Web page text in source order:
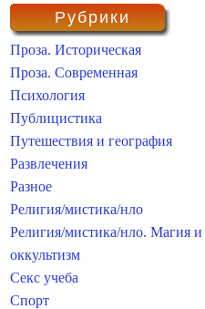
Рубрики
Проза. Историческая
Проза. Современная
Психология
Публицистика
Путешествия и география
Развлечения
Разное
Религия/мистика/нло
Религия/мистика/нло. Магия и
оккультизм
Секс учеба
Спорт